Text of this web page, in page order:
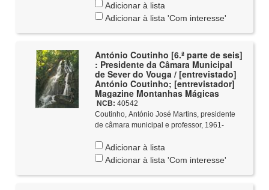
Adicionar à lista
Adicionar à lista 'Com interesse'
António Coutinho [6.ª parte de seis]
: Presidente da Câmara Municipal
de Sever do Vouga / [entrevistado]
António Coutinho; [entrevistador]
Magazine Montanhas Mágicas
NCB: 40542
Coutinho, António José Martins, presidente
de câmara municipal e professor, 1961-
Adicionar à lista
Adicionar à lista 'Com interesse'